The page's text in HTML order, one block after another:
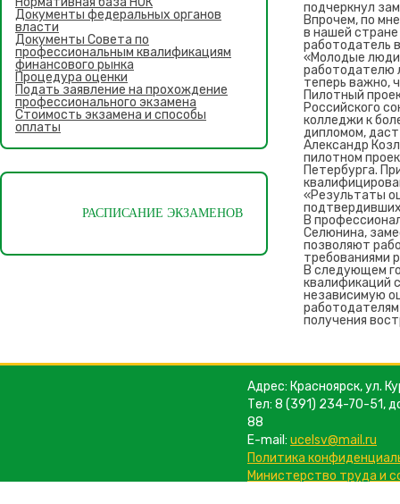
подчеркнул
Впрочем, по
в нашей
работодатель
«Молодые люди
работодателю
теперь важно,
Пилотный
Российского
колледжи к
дипломом,
Александр
пилотном
Петербурга.
«Результаты
В
Селюнина,
позволяют
требованиями
В следующем
квалификаций
независимую
получения
Документы федеральных органов
власти
Документы Совета по
профессиональным квалификациям
финансового рынка
Процедура оценки
Подать заявление на прохождение
профессионального экзамена
Стоимость экзамена и способы
оплаты
РАСПИСАНИЕ ЭКЗАМЕНОВ
Адрес: Красноярск, ул.
Тел: 8 (391) 234-70-51,
88
E-mail: ucelsv@mail.ru
Политика
Министерство труда и